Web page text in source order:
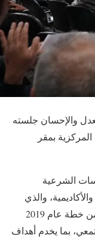
والإحسان جلسته
بمقر
الشرعية
والذي
انعقد لمدة يومين، ناقش أبرز ما تم انجازه من خطة عام 2019
بما يخدم أهداف